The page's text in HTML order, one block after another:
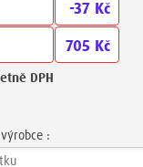
-37 Kč
705 Kč
DPH
: